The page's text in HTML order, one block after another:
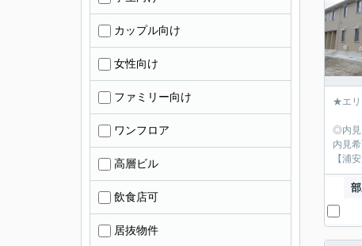
★エリ
◎内見
内見
【浦
カップル向け
女性向け
ファミリー向け
ワンフロア
高層ビル
飲食店可
居抜物件